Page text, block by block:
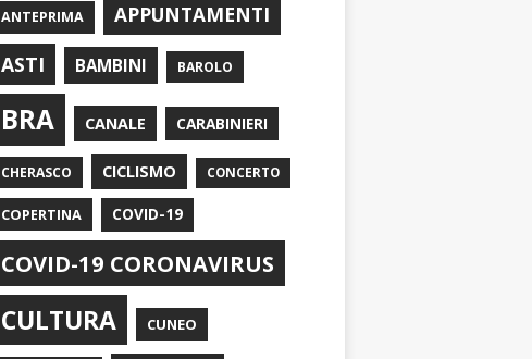
ANTEPRIMA
APPUNTAMENTI
ASTI
BAMBINI BAROLO
BRA CANALE CARABINIERI
CHERASCO CICLISMO CONCERTO
COPERTINA COVID-19
COVID-19 CORONAVIRUS
CULTURA CUNEO